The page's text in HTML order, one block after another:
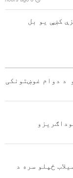
کښې یو بل
د دوام غوښتونکی
ځپلو سره د